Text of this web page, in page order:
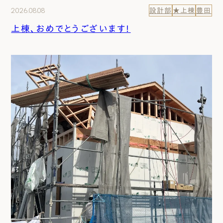
2026.08.08 設計部 ★上棟 豊田
上棟、おめでとうございます！